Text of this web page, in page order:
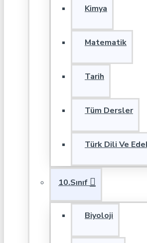
Kimya
Matematik
Tarih
Tüm Dersler
Türk Dili Ve
10.Sınıf
Biyoloji